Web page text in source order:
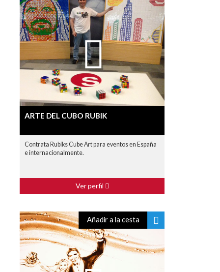
ARTE DEL CUBO RUBIK
Contrata Rubiks Cube Art para eventos en España
e internacionalmente.
Ver perfil
Añadir a la cesta